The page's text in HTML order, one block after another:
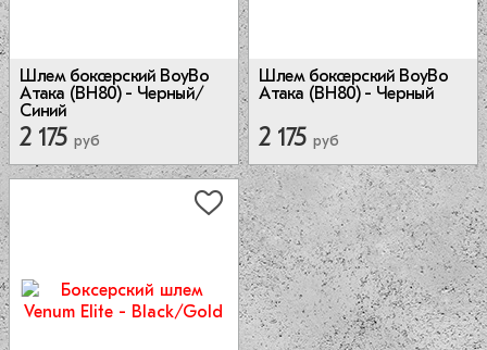
Шлем боксерский BoyBo
Атака (BH80) - Черный/
Синий
2 175 руб
Шлем боксерский BoyBo
Атака (BH80) - Черный
2 175 руб